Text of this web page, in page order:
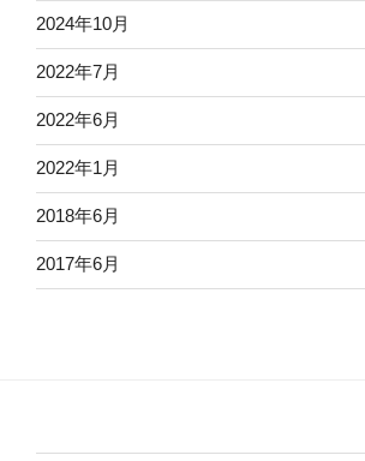
2024年10月
2022年7月
2022年6月
2022年1月
2018年6月
2017年6月